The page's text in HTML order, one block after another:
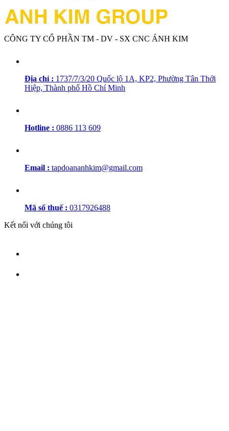
CÔNG TY CỔ PHẦN TM - DV - SX CNC ÁNH KIM
Địa chỉ : 1737/7/3/20 Quốc lộ 1A, KP2, Phường Tân Thới
Hiệp, Thành phố Hồ Chí Minh
Hotline : 0886 113 609
Email : tapdoananhkim@gmail.com
Mã số thuế : 0317926488
Kết nối với chúng tôi